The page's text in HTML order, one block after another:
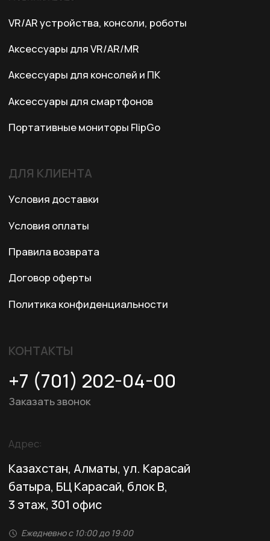
Казахстан, Алматы, ул. Карасай
3 этаж, 301 офис
Ежедневно с 10:00 до 19:00